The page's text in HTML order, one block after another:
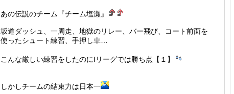
あの伝説のチーム『チーム塩瀬』
坂道ダッシュ、一周走、地獄のリレー、バー飛び、コート前面を
使ったシュート練習、手押し車…
こんな厳しい練習をしたのにIリーグでは勝ち点【１】
しかしチームの結束力は日本一